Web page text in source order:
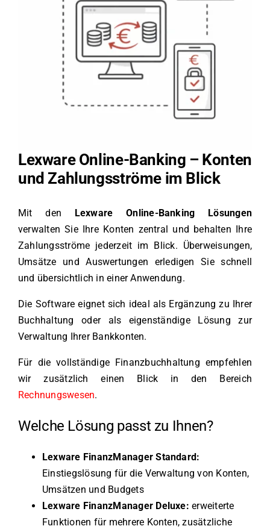
Lexware Online-Banking – Konten
und Zahlungsströme im Blick
Mit den
Lexware Online-Banking Lösungen
verwalten Sie Ihre Konten zentral und behalten Ihre
Zahlungsströme jederzeit im Blick. Überweisungen,
Umsätze und Auswertungen erledigen Sie schnell
und übersichtlich in einer Anwendung.
Die Software eignet sich ideal als Ergänzung zu Ihrer
Buchhaltung oder als eigenständige Lösung zur
Verwaltung Ihrer Bankkonten.
Für die vollständige Finanzbuchhaltung empfehlen
wir zusätzlich einen Blick in den Bereich
Rechnungswesen.
Welche Lösung passt zu Ihnen?
Lexware FinanzManager Standard:
Einstiegslösung für die Verwaltung von Konten,
Umsätzen und Budgets
Lexware FinanzManager Deluxe: erweiterte
Funktionen für mehrere Konten, zusätzliche